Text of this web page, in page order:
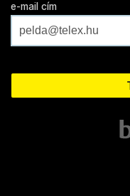
e-mail cím